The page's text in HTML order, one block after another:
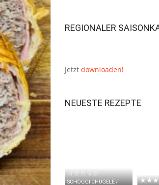
REGIONALER
Jetzt downloaden!
NEUESTE REZEPTE
☆☆☆☆☆
SCHOGGI CHUGELE /